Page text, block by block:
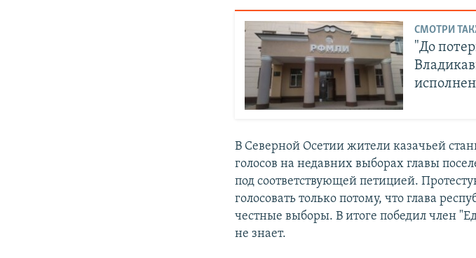
СМОТРИ
"До
В Северной Осетии жители казачьей
голосов на недавних выборах главы
под соответствующей петицией.
голосовать только потому, что глава
честные выборы. В итоге победил член
не знает.